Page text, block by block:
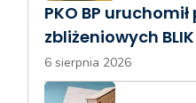
PKO BP
zbliżeniowych
6 sierpnia 2026